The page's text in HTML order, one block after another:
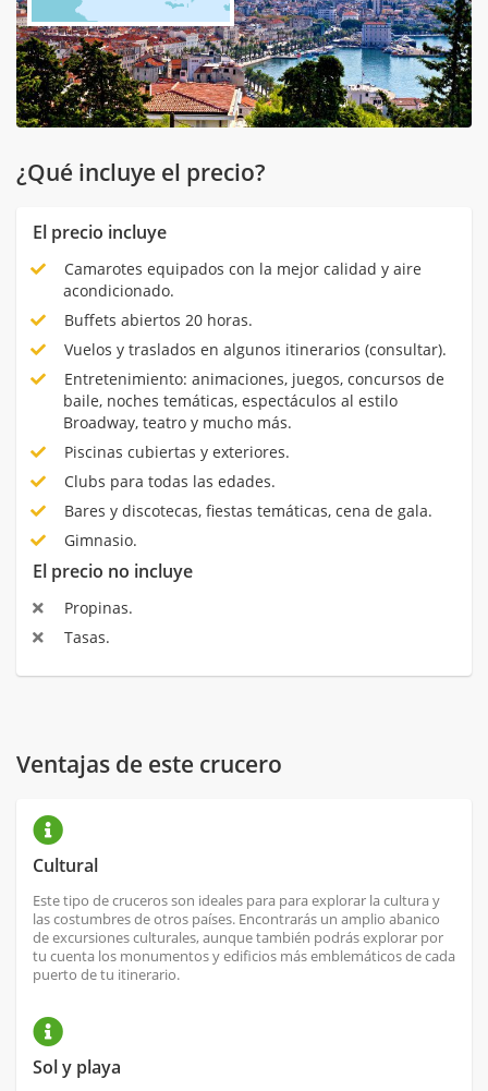
¿Qué incluye el precio?
El precio incluye
Camarotes equipados con la mejor calidad y aire
acondicionado.
Buffets abiertos 20 horas.
Vuelos y traslados en algunos itinerarios (consultar).
Entretenimiento: animaciones, juegos, concursos de
baile, noches temáticas, espectáculos al estilo
Broadway, teatro y mucho más.
Piscinas cubiertas y exteriores.
Clubs para todas las edades.
Bares y discotecas, fiestas temáticas, cena de gala.
Gimnasio.
El precio no incluye
Propinas.
Tasas.
Ventajas de este crucero
Cultural
Este tipo de cruceros son ideales para para explorar la cultura y
las costumbres de otros países. Encontrarás un amplio abanico
de excursiones culturales, aunque también podrás explorar por
tu cuenta los monumentos y edificios más emblemáticos de cada
puerto de tu itinerario.
Sol y playa